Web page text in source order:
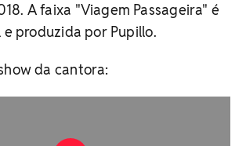
A faixa "Viagem Passageira" é
produzida por Pupillo.
da cantora: